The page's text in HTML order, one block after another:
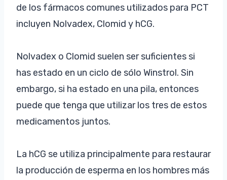
de los fármacos comunes utilizados para PCT
incluyen Nolvadex, Clomid y hCG.
Nolvadex o Clomid suelen ser suficientes si
has estado en un ciclo de sólo Winstrol. Sin
embargo, si ha estado en una pila, entonces
puede que tenga que utilizar los tres de estos
medicamentos juntos.
La hCG se utiliza principalmente para restaurar
la producción de esperma en los hombres más